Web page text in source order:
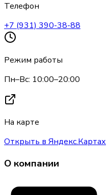
Телефон
+7 (931) 390-38-88
Режим работы
Пн–Вс: 10:00–20:00
На карте
Открыть в Яндекс.Картах
О компании